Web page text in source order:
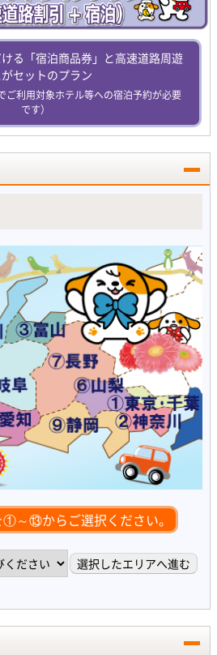
る「宿泊商品券」と高速道路周遊
セットのプラン
ご利用対象ホテル等への宿泊予約が必要
です）
～⑬からご選択ください。